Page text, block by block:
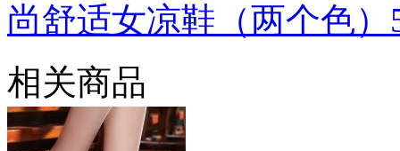
尚舒适女凉鞋（两个色）
相关商品